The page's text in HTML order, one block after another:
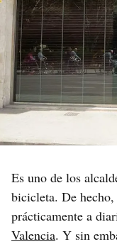
Es uno de los
bicicleta. De hecho,
prácticamente a
Valencia. Y sin